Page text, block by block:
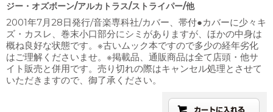
ジー・オズボーン/アルカトラス/ストライパー/他
2001年7月28日発行/音楽専科社/カバー、帯付●カバーに少々キ
ズ・カスレ、巻末小口部分にシミがありますが、ほかの中身は
概ね良好な状態です。※古いムック本ですので多少の経年劣化
はご理解くださいませ。※掲載品、通販商品は全て店頭・他サ
イト販売と併用です。売り切れの際はキャンセル処理とさせて
いただきますので、御了承ください。